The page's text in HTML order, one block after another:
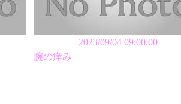
2023/09/04 09:00:00
腕の痒み